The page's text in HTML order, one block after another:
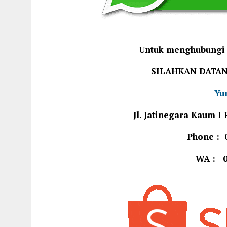
Untuk
SILAHKAN
Jl. Jatinegara Kaum I
Phone :
WA :